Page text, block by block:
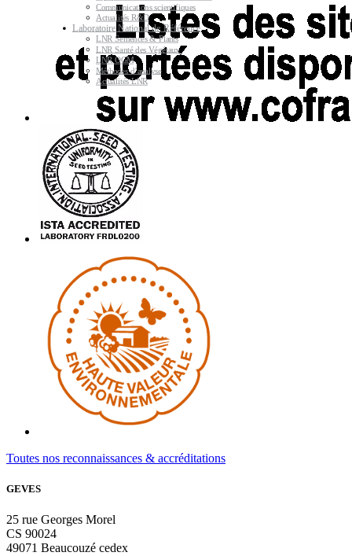
Toutes nos reconnaissances & accréditations
GEVES
25 rue Georges Morel
CS 90024
49071 Beaucouzé cedex
Communications scientifiques
Actualités R&D
Laboratoire National de Référence
LNR Semences & Plants
LNR Santé des Végétaux
LNR OGM
Méthodes d’analyse
Actualités LNR